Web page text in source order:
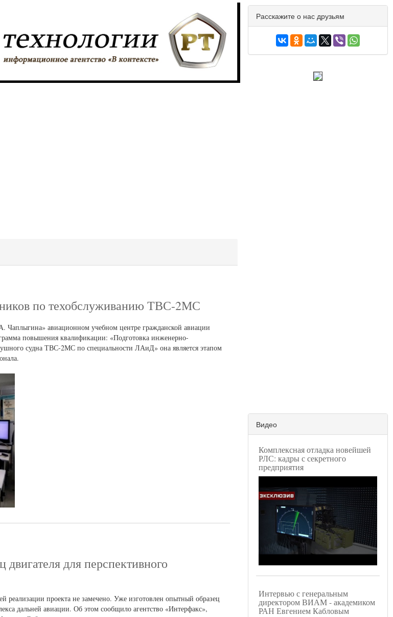
по техобслуживанию ТВС-2МС
авиационном учебном центре гражданской авиации
повышения квалификации: «Подготовка инженерно-
судна ТВС-2МС по специальности ЛАиД» она является этапом
для перспективного
проекта не замечено. Уже изготовлен опытный образец
дальней авиации. Об этом сообщило агентство «Интерфакс»,
Расскажите о нас друзьям
Видео
Комплексная отладка новейшей
РЛС: кадры с секретного
предприятия
Интервью с генеральным
директором ВИАМ - академиком
РАН Евгением Кабловым